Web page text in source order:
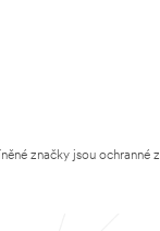
značky jsou ochranné